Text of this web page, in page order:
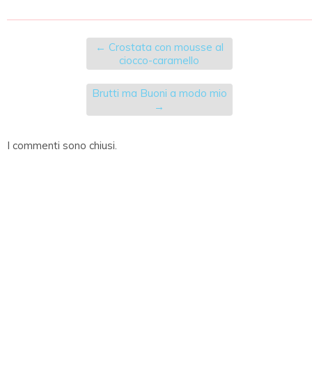
← Crostata con mousse al
ciocco-caramello
Brutti ma Buoni a modo mio
→
I commenti sono chiusi.